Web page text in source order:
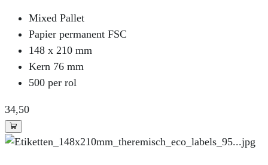
Mixed Pallet
Papier permanent FSC
148 x 210 mm
Kern 76 mm
500 per rol
34,50